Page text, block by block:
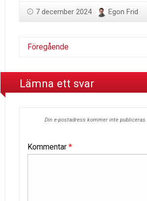
7 december 2024 Egon Frid
Föregående
Lämna ett svar
Din e-postadress kommer inte publiceras.
Kommentar *